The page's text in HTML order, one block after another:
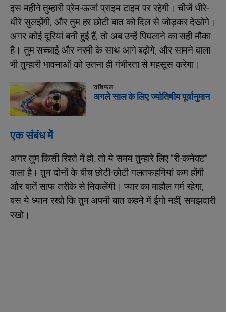
इस महीने तुम्हारी प्रेम-ऊर्जा प्राइम टाइम पर रहेगी। चीजें धीरे-
धीरे सुलझेंगी, और तुम हर छोटी बात को दिल से जोड़कर देखोगे।
अगर कोई दूरियां बनी हुई हैं, तो अब उन्हें पिघलाने का सही मौका
है। तुम सच्चाई और नरमी के साथ आगे बढ़ोगे, और सामने वाला
भी तुम्हारी भावनाओं को उतना ही गंभीरता से महसूस करेगा।
राशिफल
अगले साल के लिए ज्योतिषीय पूर्वानुमान
एक संबंध में
अगर तुम किसी रिश्ते में हो, तो ये समय तुम्हारे लिए “री-कनेक्ट”
वाला है। तुम दोनों के बीच छोटी-छोटी गलतफहमियां कम होंगी
और बातें साफ तरीके से निकलेंगी। प्यार का माहौल गर्म रहेगा,
बस ये ध्यान रखो कि तुम अपनी बात कहने में ईगो नहीं, समझदारी
रखो।